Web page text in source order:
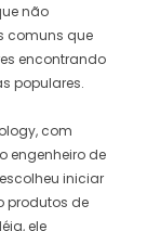
não
comuns que
encontrando
populares.
com
engenheiro de
iniciar
produtos de
ele